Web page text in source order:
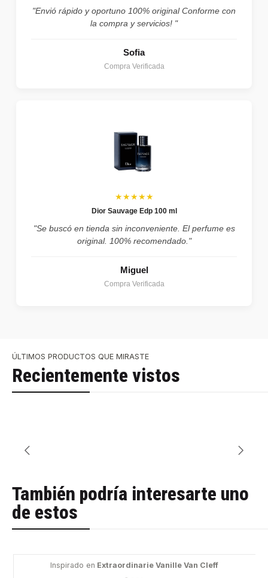
"Envió rápido y oportuno 100% original Conforme con
la compra y servicios! "
Sofia
Compra Verificada
★★★★★
Dior Sauvage Edp 100 ml
"Se buscó en tienda sin inconveniente. El perfume es
original. 100% recomendado."
Miguel
Compra Verificada
ÚLTIMOS PRODUCTOS QUE MIRASTE
Recientemente vistos
También podría interesarte uno
de estos
Inspirado en Extraordinarie Vanille Van Cleff